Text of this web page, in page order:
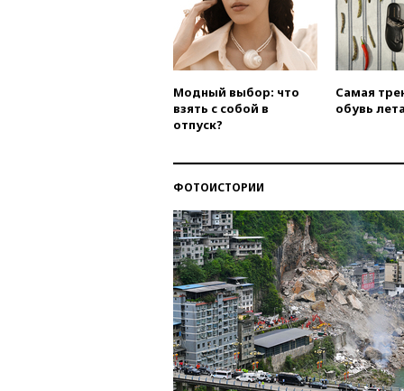
Модный выбор: что
взять с собой в
отпуск?
Самая
обувь
ФОТОИСТОРИИ